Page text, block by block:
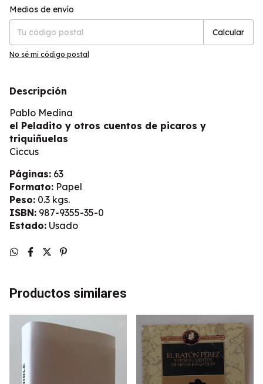
Entregas para el CP:
Medios de envío
Calcular
No sé mi código postal
Descripción
Pablo Medina
el Peladito y otros cuentos de picaros y
triquiñuelas
Ciccus
Páginas: 63
Formato: Papel
Peso: 0.3 kgs.
ISBN: 987-9355-35-0
Estado: Usado
Productos similares